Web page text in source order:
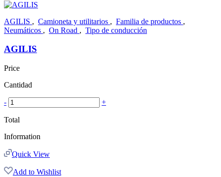
AGILIS , Camioneta y utilitarios , Familia de productos ,
Neumáticos , On Road , Tipo de conducción
AGILIS
Price
Cantidad
- +
Total
Information
Quick View
Add to Wishlist